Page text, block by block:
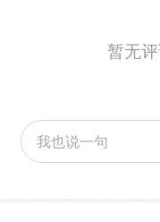
暂无